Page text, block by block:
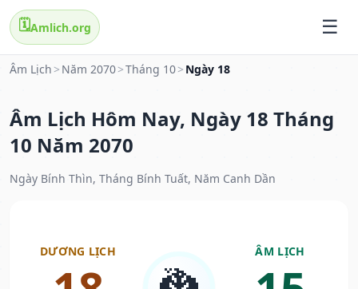
🗓️Amlich.org
Âm Lịch > Năm 2070>Tháng 10> Ngày 18
Âm Lịch Hôm Nay, Ngày 18 Tháng
10 Năm 2070
Ngày Bính Thìn, Tháng Bính Tuất, Năm Canh Dần
DƯƠNG LỊCH ÂM LỊCH